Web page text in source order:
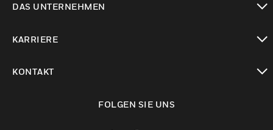
DAS UNTERNEHMEN
KARRIERE
KONTAKT
FOLGEN SIE UNS